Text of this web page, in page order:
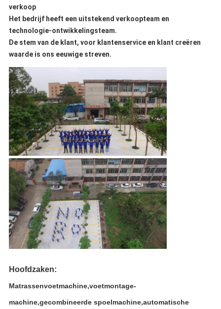
verkoop
Het bedrijf heeft een uitstekend verkoopteam en
technologie-ontwikkelingsteam.
De stem van de klant, voor klantenservice en klant creëren
waarde is ons eeuwige streven.
Hoofdzaken:
Matrassenvoetmachine,voetmontage-
machine,gecombineerde spoelmachine,automatische